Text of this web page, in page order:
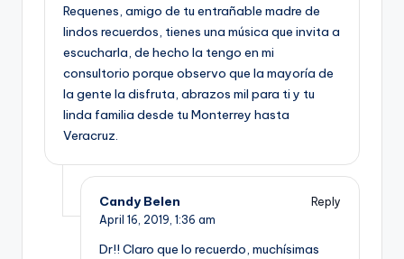
Requenes, amigo de tu entrañable madre de
lindos recuerdos, tienes una música que invita a
escucharla, de hecho la tengo en mi
consultorio porque observo que la mayoría de
la gente la disfruta, abrazos mil para ti y tu
linda familia desde tu Monterrey hasta
Veracruz.
Candy Belen
Reply
April 16, 2019, 1:36 am
Dr!! Claro que lo recuerdo, muchísimas